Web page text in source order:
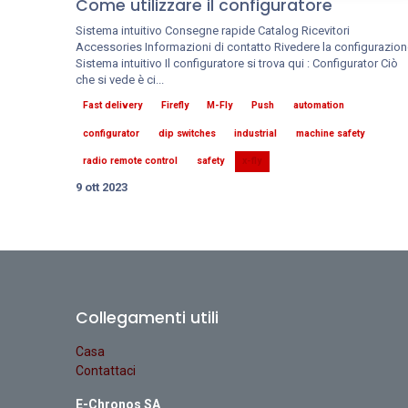
Come utilizzare il configuratore
Sistema intuitivo Consegne rapide Catalog Ricevitori
Accessories Informazioni di contatto Rivedere la
Sistema intuitivo Il configuratore si trova qui : Configurator Ciò
che si vede è ci...
Fast delivery Firefly M-Fly Push automation
configurator dip switches industrial machine safety
radio remote control safety x-fly
9 ott 2023
Collegamenti utili
Casa
Contattaci
E-Chronos SA